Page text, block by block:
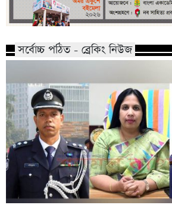
সর্বোচ্চ পঠিত - ব্রেকিং নিউজ